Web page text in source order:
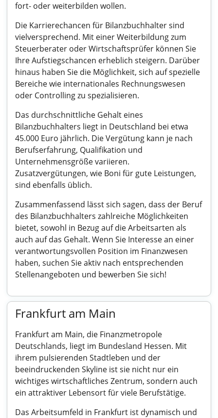
fort- oder weiterbilden wollen.
Die Karrierechancen für Bilanzbuchhalter sind
vielversprechend. Mit einer Weiterbildung zum
Steuerberater oder Wirtschaftsprüfer können Sie
Ihre Aufstiegschancen erheblich steigern. Darüber
hinaus haben Sie die Möglichkeit, sich auf spezielle
Bereiche wie internationales Rechnungswesen
oder Controlling zu spezialisieren.
Das durchschnittliche Gehalt eines
Bilanzbuchhalters liegt in Deutschland bei etwa
45.000 Euro jährlich. Die Vergütung kann je nach
Berufserfahrung, Qualifikation und
Unternehmensgröße variieren.
Zusatzvergütungen, wie Boni für gute Leistungen,
sind ebenfalls üblich.
Zusammenfassend lässt sich sagen, dass der Beruf
des Bilanzbuchhalters zahlreiche Möglichkeiten
bietet, sowohl in Bezug auf die Arbeitsarten als
auch auf das Gehalt. Wenn Sie Interesse an einer
verantwortungsvollen Position im Finanzwesen
haben, suchen Sie aktiv nach entsprechenden
Stellenangeboten und bewerben Sie sich!
Frankfurt am Main
Frankfurt am Main, die Finanzmetropole
Deutschlands, liegt im Bundesland Hessen. Mit
ihrem pulsierenden Stadtleben und der
beeindruckenden Skyline ist sie nicht nur ein
wichtiges wirtschaftliches Zentrum, sondern auch
ein attraktiver Lebensort für viele Berufstätige.
Das Arbeitsumfeld in Frankfurt ist dynamisch und